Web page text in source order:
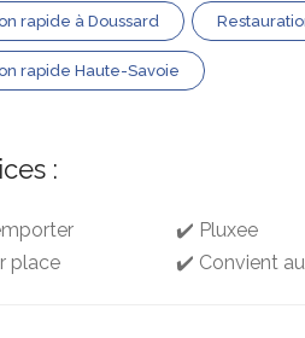
rapide à Doussard
rapide Haute-Savoie
:
place
✔️ Pluxee
✔️ Convient